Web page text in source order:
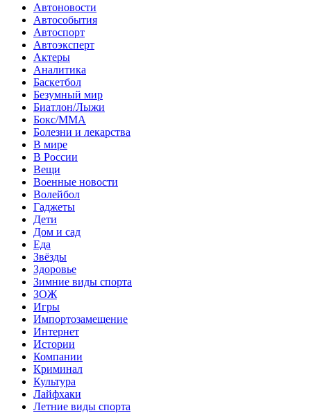
Автоновости
Автособытия
Автоспорт
Автоэксперт
Актеры
Аналитика
Баскетбол
Безумный мир
Биатлон/Лыжи
Бокс/MMA
Болезни и лекарства
В мире
В России
Вещи
Военные новости
Волейбол
Гаджеты
Дети
Дом и сад
Еда
Звёзды
Здоровье
Зимние виды спорта
ЗОЖ
Игры
Импортозамещение
Интернет
Истории
Компании
Криминал
Культура
Лайфхаки
Летние виды спорта